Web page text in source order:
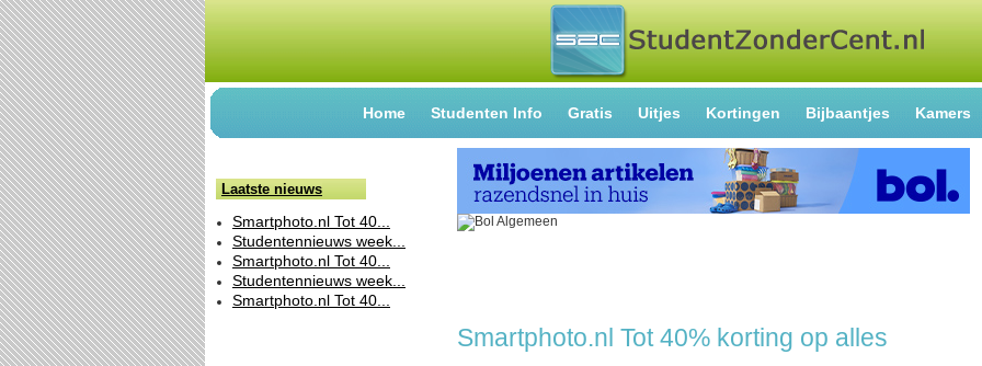
Home Studenten Info Gratis Uitjes Kortingen Bijbaantjes Kamers
Laatste nieuws
Smartphoto.nl Tot 40...
Studentennieuws week...
Smartphoto.nl Tot 40...
Studentennieuws week...
Smartphoto.nl Tot 40...
Smartphoto.nl Tot 40% korting op alles